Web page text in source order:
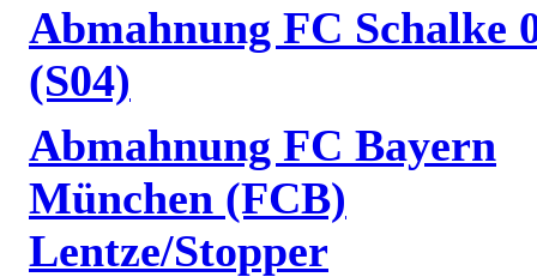
Abmahnung FC Schalke
(S04)
Abmahnung FC Bayern
München (FCB)
Lentze/Stopper